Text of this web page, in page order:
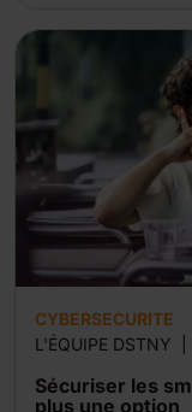
CYBERSECURITE
L'ÉQUIPE DSTNY
Sécuriser les
plus une option